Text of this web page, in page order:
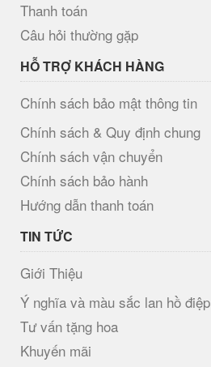
Thanh toán
Câu hỏi thường gặp
HỖ TRỢ KHÁCH HÀNG
Chính sách bảo mật thông tin
Chính sách & Quy định chung
Chính sách vận chuyển
Chính sách bảo hành
Hướng dẫn thanh toán
TIN TỨC
Giới Thiệu
Ý nghĩa và màu sắc lan hồ điệp
Tư vấn tặng hoa
Khuyến mãi